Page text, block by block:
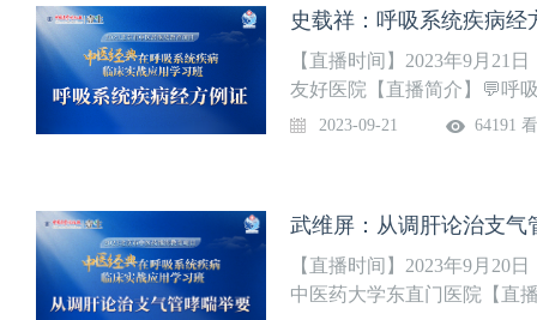
史载祥：呼吸系统疾病经
【直播时间】2023年9月21
友好医院【直播简介】💬呼
2023-09-21 64191
武维屏：从调肝论治支气
【直播时间】2023年9月20
中医药大学东直门医院【直